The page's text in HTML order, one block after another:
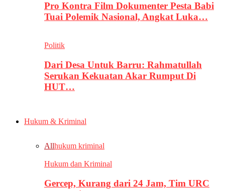
Pro Kontra Film Dokumenter Pesta Babi
Tuai Polemik Nasional, Angkat Luka…
Politik
Dari Desa Untuk Barru: Rahmatullah
Serukan Kekuatan Akar Rumput Di
HUT…
Hukum & Kriminal
Allhukum kriminal
Hukum dan Kriminal
Gercep, Kurang dari 24 Jam, Tim URC